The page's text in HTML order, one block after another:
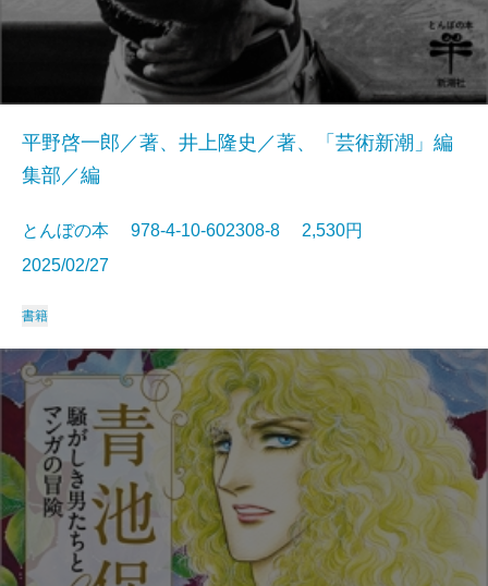
平野啓一郎／著、井上隆史／著、「芸術新潮」編
集部／編
とんぼの本 978-4-10-602308-8 2,530円
2025/02/27
書籍